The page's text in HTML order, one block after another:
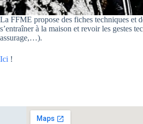
La FFME propose des fiches techniques et
s’entraîner à la maison et revoir les gestes
assurage,…).
Ici !